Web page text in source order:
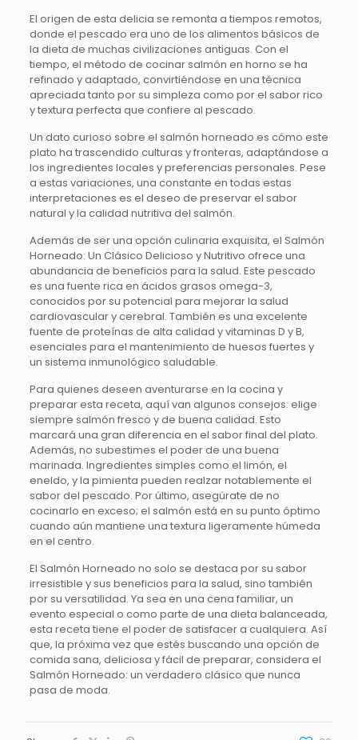
El origen de esta delicia se remonta a tiempos remotos,
donde el pescado era uno de los alimentos básicos de
la dieta de muchas civilizaciones antiguas. Con el
tiempo, el método de cocinar salmón en horno se ha
refinado y adaptado, convirtiéndose en una técnica
apreciada tanto por su simpleza como por el sabor rico
y textura perfecta que confiere al pescado.
Un dato curioso sobre el salmón horneado es cómo este
plato ha trascendido culturas y fronteras, adaptándose a
los ingredientes locales y preferencias personales. Pese
a estas variaciones, una constante en todas estas
interpretaciones es el deseo de preservar el sabor
natural y la calidad nutritiva del salmón.
Además de ser una opción culinaria exquisita, el Salmón
Horneado: Un Clásico Delicioso y Nutritivo ofrece una
abundancia de beneficios para la salud. Este pescado
es una fuente rica en ácidos grasos omega-3,
conocidos por su potencial para mejorar la salud
cardiovascular y cerebral. También es una excelente
fuente de proteínas de alta calidad y vitaminas D y B,
esenciales para el mantenimiento de huesos fuertes y
un sistema inmunológico saludable.
Para quienes deseen aventurarse en la cocina y
preparar esta receta, aquí van algunos consejos: elige
siempre salmón fresco y de buena calidad. Esto
marcará una gran diferencia en el sabor final del plato.
Además, no subestimes el poder de una buena
marinada. Ingredientes simples como el limón, el
eneldo, y la pimienta pueden realzar notablemente el
sabor del pescado. Por último, asegúrate de no
cocinarlo en exceso; el salmón está en su punto óptimo
cuando aún mantiene una textura ligeramente húmeda
en el centro.
El Salmón Horneado no solo se destaca por su sabor
irresistible y sus beneficios para la salud, sino también
por su versatilidad. Ya sea en una cena familiar, un
evento especial o como parte de una dieta balanceada,
esta receta tiene el poder de satisfacer a cualquiera. Así
que, la próxima vez que estés buscando una opción de
comida sana, deliciosa y fácil de preparar, considera el
Salmón Horneado: un verdadero clásico que nunca
pasa de moda.